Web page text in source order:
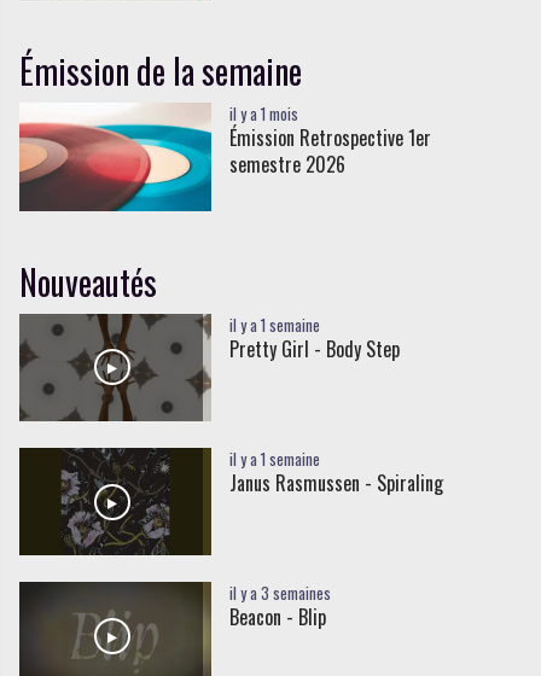
Émission de la semaine
il y a 1 mois
Émission Retrospective 1er
semestre 2026
Nouveautés
il y a 1 semaine
Pretty Girl - Body Step
il y a 1 semaine
Janus Rasmussen - Spiraling
il y a 3 semaines
Beacon - Blip